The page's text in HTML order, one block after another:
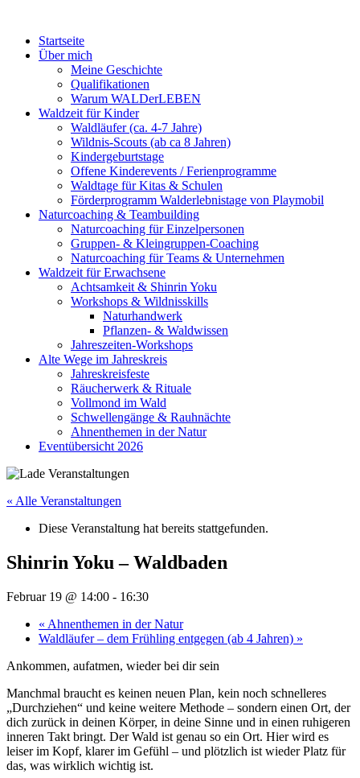
Startseite
Über mich
Meine Geschichte
Qualifikationen
Warum WALDerLEBEN
Waldzeit für Kinder
Waldläufer (ca. 4-7 Jahre)
Wildnis-Scouts (ab ca 8 Jahren)
Kindergeburtstage
Offene Kinderevents / Ferienprogramme
Waldtage für Kitas & Schulen
Förderprogramm Walderlebnistage von Playmobil
Naturcoaching & Teambuilding
Naturcoaching für Einzelpersonen
Gruppen- & Kleingruppen-Coaching
Naturcoaching für Teams & Unternehmen
Waldzeit für Erwachsene
Achtsamkeit & Shinrin Yoku
Workshops & Wildnisskills
Naturhandwerk
Pflanzen- & Waldwissen
Jahreszeiten-Workshops
Alte Wege im Jahreskreis
Jahreskreisfeste
Räucherwerk & Rituale
Vollmond im Wald
Schwellengänge & Rauhnächte
Ahnenthemen in der Natur
Eventübersicht 2026
« Alle Veranstaltungen
Diese Veranstaltung hat bereits stattgefunden.
Shinrin Yoku – Waldbaden
Februar 19 @ 14:00 - 16:30
« Ahnenthemen in der Natur
Waldläufer – dem Frühling entgegen (ab 4 Jahren) »
Ankommen, aufatmen, wieder bei dir sein
Manchmal braucht es keinen neuen Plan, kein noch schnelleres
„Durchziehen“ und keine weitere Methode – sondern einen Ort, der
dich zurück in deinen Körper, in deine Sinne und in einen ruhigeren
inneren Takt bringt. Der Wald ist genau so ein Ort. Hier wird es
leiser im Kopf, klarer im Gefühl – und plötzlich ist wieder Platz für
das, was wirklich wichtig ist.